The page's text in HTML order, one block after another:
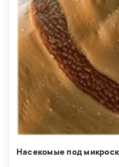
Насекомые под